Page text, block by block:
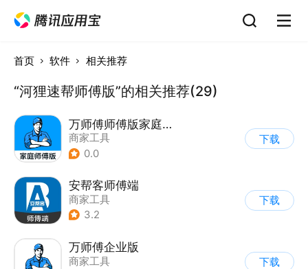
首页 软件 相关推荐
“河狸速帮师傅版”的相关推荐(29)
万师傅师傅版家庭服务
商家工具
0.0
下载
安帮客师傅端
商家工具
3.2
下载
万师傅企业版
商家工具
下载